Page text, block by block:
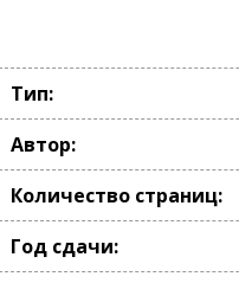
Тип:
Автор:
Количество страниц:
Год сдачи: